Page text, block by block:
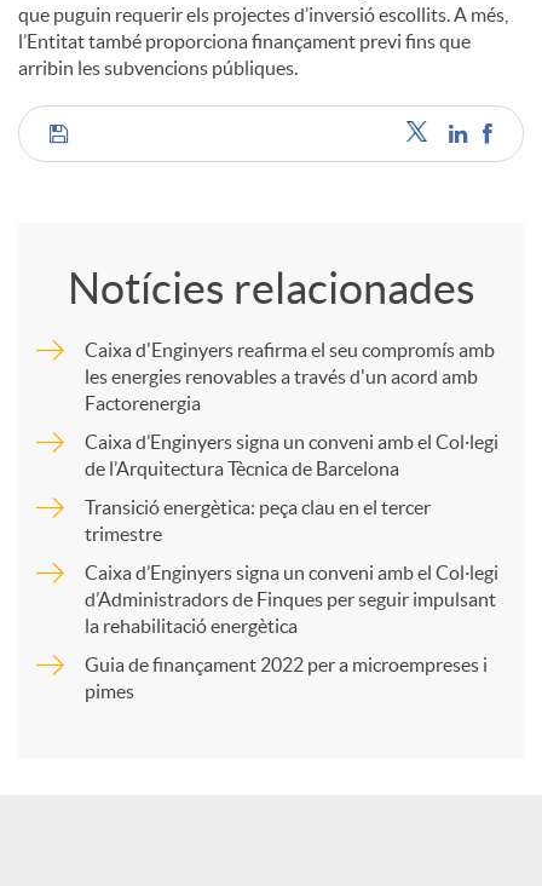
que puguin requerir els projectes d’inversió escollits. A més,
l’Entitat també proporciona finançament previ fins que
arribin les subvencions públiques.
C
r
Notícies relacionades
Caixa d'Enginyers reafirma el seu compromís amb
les energies renovables a través d'un acord amb
Factorenergia
Caixa d’Enginyers signa un conveni amb el Col·legi
de l’Arquitectura Tècnica de Barcelona
Transició energètica: peça clau en el tercer
trimestre
Caixa d’Enginyers signa un conveni amb el Col·legi
d’Administradors de Finques per seguir impulsant
la rehabilitació energètica
Guia de finançament 2022 per a microempreses i
pimes